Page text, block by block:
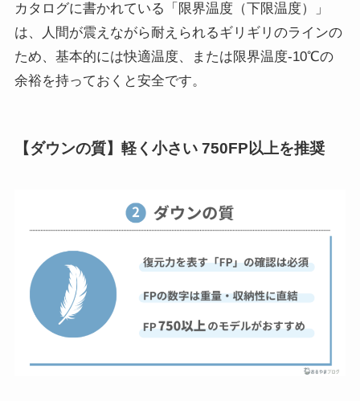
カタログに書かれている「限界温度（下限温度）」
は、人間が震えながら耐えられるギリギリのラインの
ため、基本的には快適温度、または限界温度‐10℃の
余裕を持っておくと安全です。
【ダウンの質】軽く小さい 750FP以上を推奨